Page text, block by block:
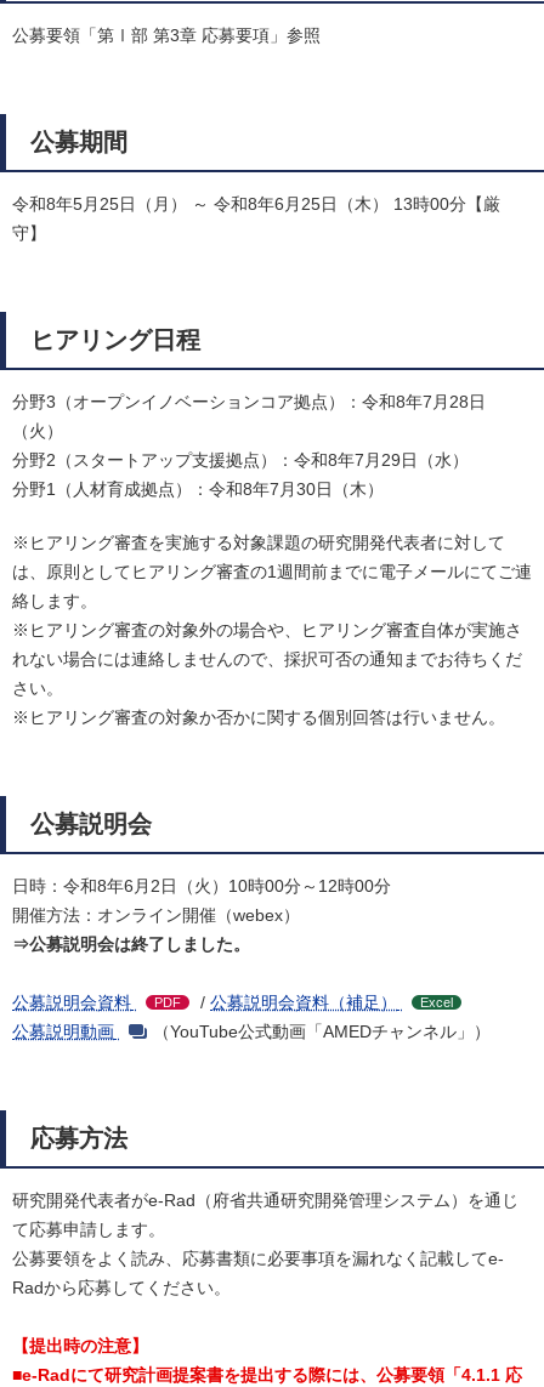
公募要領「第Ⅰ部 第3章 応募要項」参照
公募期間
令和8年5月25日（月） ～ 令和8年6月25日（木） 13時00分【厳
守】
ヒアリング日程
分野3（オープンイノベーションコア拠点）：令和8年7月28日
（火）
分野2（スタートアップ支援拠点）：令和8年7月29日（水）
分野1（人材育成拠点）：令和8年7月30日（木）
※ヒアリング審査を実施する対象課題の研究開発代表者に対して
は、原則としてヒアリング審査の1週間前までに電子メールにてご連
絡します。
※ヒアリング審査の対象外の場合や、ヒアリング審査自体が実施さ
れない場合には連絡しませんので、採択可否の通知までお待ちくだ
さい。
※ヒアリング審査の対象か否かに関する個別回答は行いません。
公募説明会
日時：令和8年6月2日（火）10時00分～12時00分
開催方法：オンライン開催（webex）
⇒公募説明会は終了しました。
公募説明会資料 PDF / 公募説明会資料（補足） Excel
公募説明動画 （YouTube公式動画「AMEDチャンネル」）
応募方法
研究開発代表者がe-Rad（府省共通研究開発管理システム）を通じ
て応募申請します。
公募要領をよく読み、応募書類に必要事項を漏れなく記載してe-
Radから応募してください。
【提出時の注意】
■e-Radにて研究計画提案書を提出する際には、公募要領「4.1.1 応